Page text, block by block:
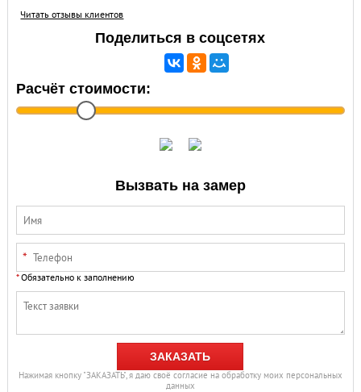
Читать отзывы клиентов
Поделиться в соцсетях
Расчёт стоимости:
Вызвать на замер
Обязательно к заполнению
ЗАКАЗАТЬ
Нажимая кнопку "ЗАКАЗАТЬ", я даю своё согласие на обработку моих персональных
данных